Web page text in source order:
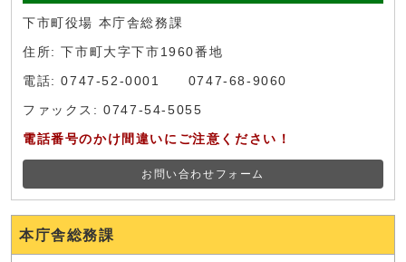
下市町役場 本庁舎総務課
住所: 下市町大字下市1960番地
電話: 0747-52-0001 0747-68-9060
ファックス: 0747-54-5055
電話番号のかけ間違いにご注意ください！
お問い合わせフォーム
本庁舎総務課